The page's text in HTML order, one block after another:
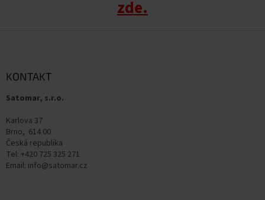
zde.
KONTAKT
Satomar, s.r.o.
Karlova 37
Brno, 614 00
Česká republika
Tel: +420 725 325 271
Email: info@satomar.cz